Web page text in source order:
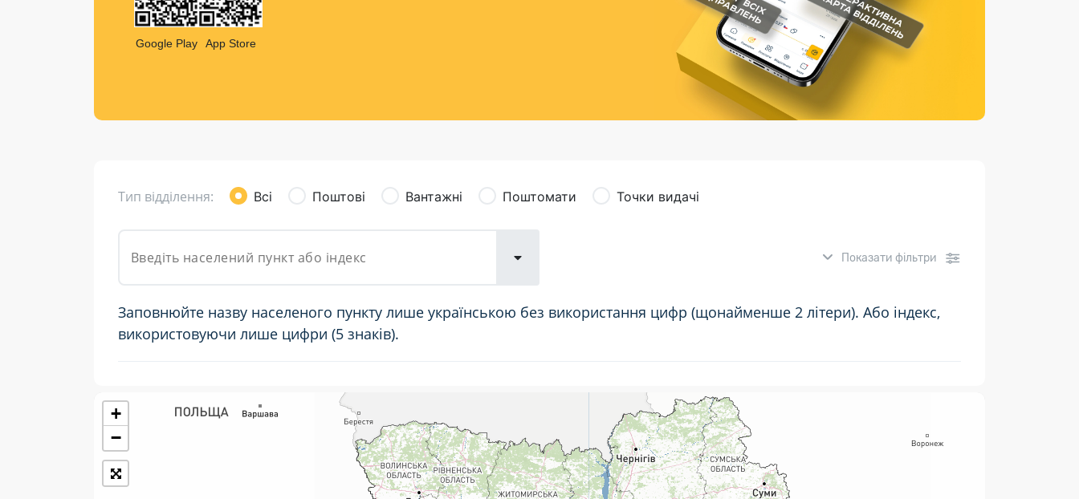
Листи та листівки
Кур’єрська доставка
Страхові послуги
Каталог «Укрпошта Маркет»
Google Play App Store
Тип відділення: Всі Поштові Вантажні Поштомати Точки видачі
Показати фільтри
Заповнюйте назву населеного пункту лише українською без використання цифр (щонайменше 2 літери). Або індекс,
використовуючи лише цифри (5 знаків).
Розклад роботи:
Укрпошта Експрес/тариф
«Пріоритетний»
Фінансові послуги:
Термінові перекази
Перекази
+
−